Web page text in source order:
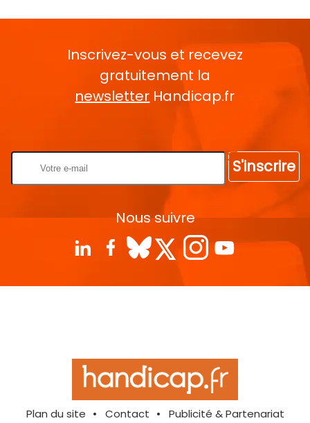
Inscrivez-vous et recevez
gratuitement la
newsletter Handicap.fr
S'inscrire
Nous suivre
Plan du site Contact
Publicité & Partenariat